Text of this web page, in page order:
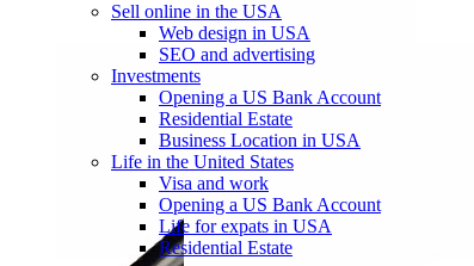
Sell online in the USA
Web design in USA
SEO and advertising
Investments
Opening a US Bank Account
Residential Estate
Business Location in USA
Life in the United States
Visa and work
Opening a US Bank Account
Life for expats in USA
Residential Estate